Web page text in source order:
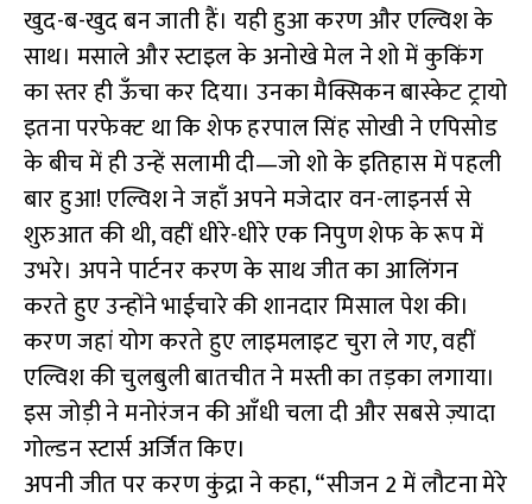
खुद-ब-खुद बन जाती हैं। यही हुआ करण और एल्विश के
साथ। मसाले और स्टाइल के अनोखे मेल ने शो में कुकिंग
का स्तर ही ऊँचा कर दिया। उनका मैक्सिकन बास्केट ट्रायो
इतना परफेक्ट था कि शेफ हरपाल सिंह सोखी ने एपिसोड
के बीच में ही उन्हें सलामी दी—जो शो के इतिहास में पहली
बार हुआ! एल्विश ने जहाँ अपने मजेदार वन-लाइनर्स से
शुरुआत की थी, वहीं धीरे-धीरे एक निपुण शेफ के रूप में
उभरे। अपने पार्टनर करण के साथ जीत का आलिंगन
करते हुए उन्होंने भाईचारे की शानदार मिसाल पेश की।
करण जहां योग करते हुए लाइमलाइट चुरा ले गए, वहीं
एल्विश की चुलबुली बातचीत ने मस्ती का तड़का लगाया।
इस जोड़ी ने मनोरंजन की आँधी चला दी और सबसे ज़्यादा
गोल्डन स्टार्स अर्जित किए।
अपनी जीत पर करण कुंद्रा ने कहा, “सीजन 2 में लौटना मेरे